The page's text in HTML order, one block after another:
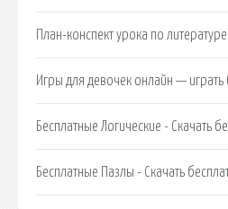
План-конспект урока по
Игры для девочек онлайн — играть
Бесплатные Логические - Скачать
Бесплатные Пазлы - Скачать